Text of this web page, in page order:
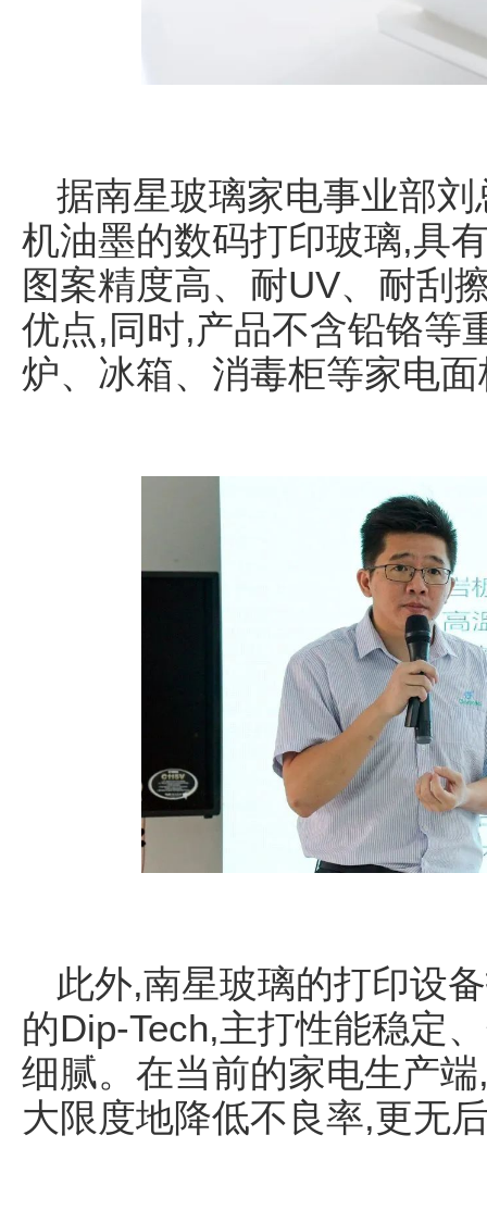
据南星玻璃家电事业部
机油墨的数码打印玻璃,具
图案精度高、耐UV、耐刮
优点,同时,产品不含铅铬等
炉、冰箱、消毒柜等家电
此外,南星玻璃的打印设
的Dip-Tech,主打性能稳定
细腻。在当前的家电生产
大限度地降低不良率,更无